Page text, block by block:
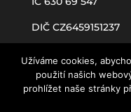
DIČ CZ6459151237
Užíváme cookies,
použití našich
prohlížet naše stránky